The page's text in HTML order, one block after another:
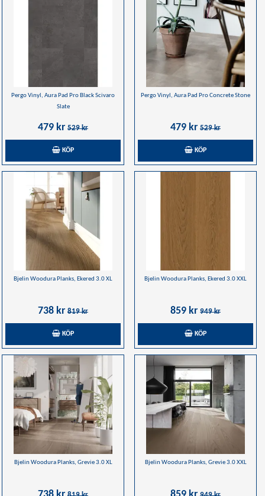
Pergo Vinyl, Aura Pad Pro Black Scivaro
Slate
479 kr 529 kr
KÖP
Pergo Vinyl, Aura Pad Pro Concrete Stone
479 kr 529 kr
KÖP
Bjelin Woodura Planks, Ekered 3.0 XL
738 kr 819 kr
KÖP
Bjelin Woodura Planks, Ekered 3.0 XXL
859 kr 949 kr
KÖP
Bjelin Woodura Planks, Grevie 3.0 XL Bjelin Woodura Planks, Grevie 3.0 XXL